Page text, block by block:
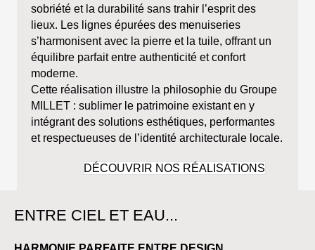
sobriété et la durabilité sans trahir l’esprit des
lieux. Les lignes épurées des menuiseries
s’harmonisent avec la pierre et la tuile, offrant un
équilibre parfait entre authenticité et confort
moderne.
Cette réalisation illustre la philosophie du Groupe
MILLET : sublimer le patrimoine existant en y
intégrant des solutions esthétiques, performantes
et respectueuses de l’identité architecturale locale.
DÉCOUVRIR NOS RÉALISATIONS
ENTRE CIEL ET EAU...